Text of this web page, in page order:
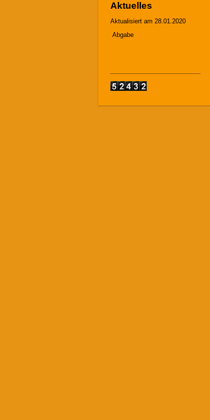
Aktuelles
Aktualisiert am 28.01.2020
Abgabe